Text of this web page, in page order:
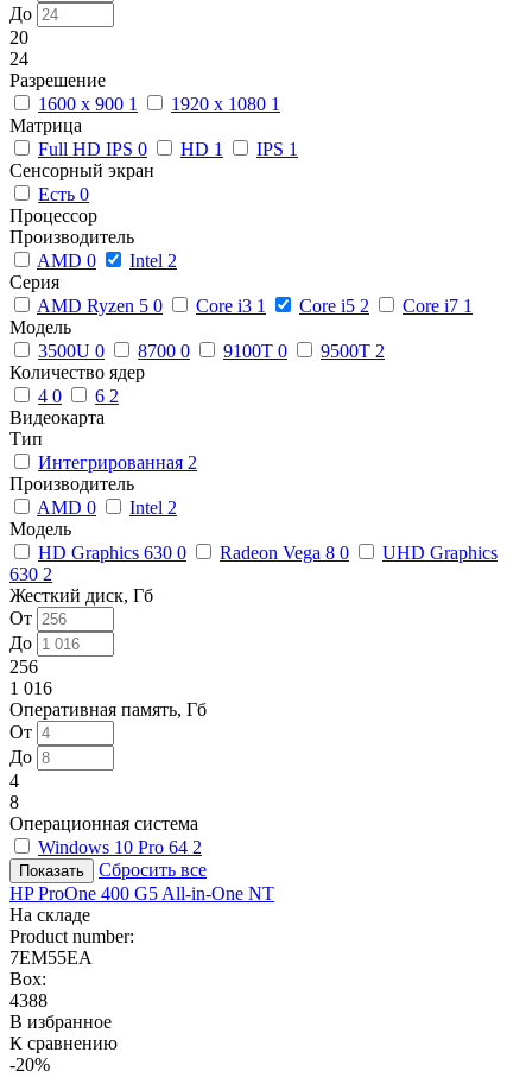
До
20
24
Разрешение
1600 x 900 1 1920 x 1080 1
Матрица
Full HD IPS 0 HD 1 IPS 1
Сенсорный экран
Есть 0
Процессор
Производитель
AMD 0 Intel 2
Серия
AMD Ryzen 5 0 Core i3 1 Core i5 2 Core i7 1
Модель
3500U 0 8700 0 9100T 0 9500T 2
Количество ядер
4 0 6 2
Видеокарта
Тип
Интегрированная 2
Производитель
AMD 0 Intel 2
Модель
HD Graphics 630 0 Radeon Vega 8 0
UHD Graphics
630 2
Жесткий диск, Гб
От
До
256
1 016
Оперативная память, Гб
От
До
4
8
Операционная система
Windows 10 Pro 64 2
Сбросить все
HP ProOne 400 G5 All-in-One NT
На складе
Product number:
7EM55EA
Box:
4388
В избранное
К сравнению
-20%